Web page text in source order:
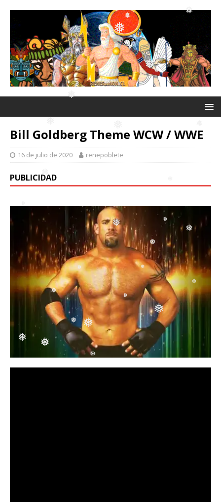
❅
❅
❅
❅
❅ ❅
❅
❅
❅
❅
❅
❅
❅
❅
❅
❅
❅
❅
Bill Goldberg Theme WCW / WWE
16 de julio de 2020 renepoblete
PUBLICIDAD